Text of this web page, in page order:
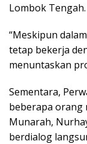
Lombok Tengah.
“Meskipun
tetap bekerja
menuntaskan
Sementara,
beberapa orang
Munarah,
berdialog